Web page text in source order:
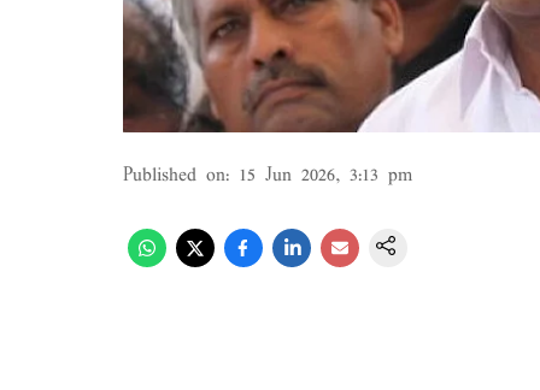
Published on: 15 Jun 2026, 3:13 pm